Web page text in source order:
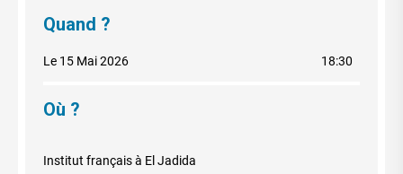
Quand ?
Le 15 Mai 2026 18:30
Où ?
Institut français à El Jadida